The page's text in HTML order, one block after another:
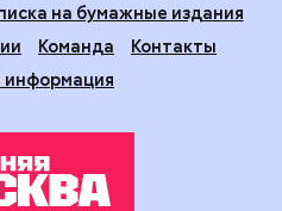
на бумажные издания
Команда
Контакты
информация